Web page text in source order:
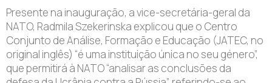
Presente na inauguração, a vice-secretária-geral da
NATO, Radmila Szekerinska explicou que o Centro
Conjunto de Análise, Formação e Educação (JATEC, no
original inglês) “é uma instituição única no seu género”,
que permitirá à NATO “analisar as conclusões da